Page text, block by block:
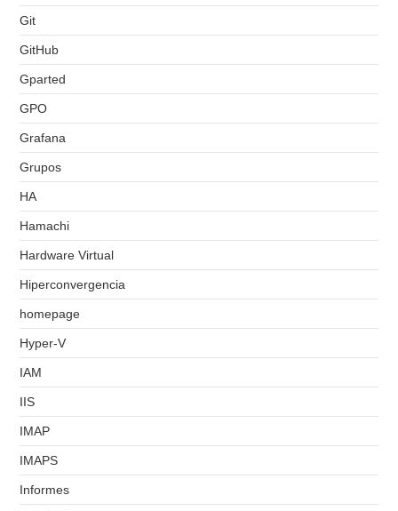
Git
GitHub
Gparted
GPO
Grafana
Grupos
HA
Hamachi
Hardware Virtual
Hiperconvergencia
homepage
Hyper-V
IAM
IIS
IMAP
IMAPS
Informes